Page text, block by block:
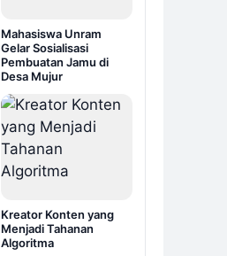
Mahasiswa Unram
Gelar Sosialisasi
Pembuatan Jamu di
Desa Mujur
Kreator Konten yang
Menjadi Tahanan
Algoritma